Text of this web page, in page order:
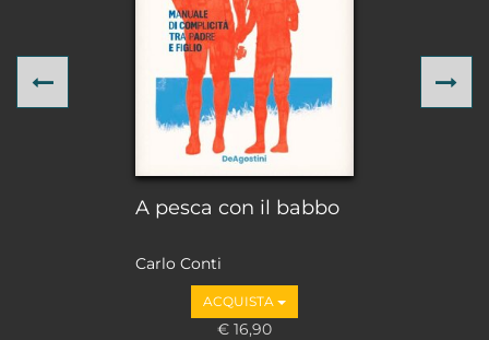
A pesca con il babbo
Carlo Conti
ACQUISTA
€ 16,90
Previous